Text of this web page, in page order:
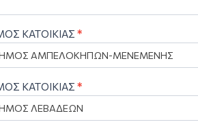
ΚΑΤΟΙΚΙΑΣ*
ΚΑΤΟΙΚΙΑΣ*